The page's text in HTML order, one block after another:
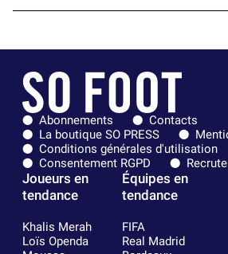
Abonnements
Contacts
La boutique SO PRESS
Conditions générales d'utilisation
Consentement RGPD
Joueurs en
tendance
Khalis Merah
Loïs Openda
Équipes en
tendance
FIFA
Real Madrid